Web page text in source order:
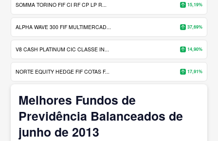
SOMMA TORINO FIF CI RF CP LP R... 15,19%
ALPHA WAVE 300 FIF MULTIMERCAD... 37,69%
V8 CASH PLATINUM CIC CLASSE IN... 14,90%
NORTE EQUITY HEDGE FIF COTAS F... 17,91%
Melhores Fundos de
Previdência Balanceados de
junho de 2013